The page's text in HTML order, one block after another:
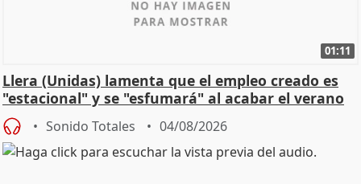
01:11
Llera (Unidas) lamenta que el empleo creado es
"estacional" y se "esfumará" al acabar el verano
Sonido Totales 04/08/2026